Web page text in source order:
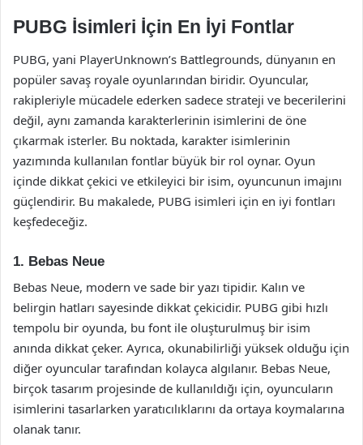
PUBG İsimleri İçin En İyi Fontlar
PUBG, yani PlayerUnknown’s Battlegrounds, dünyanın en
popüler savaş royale oyunlarından biridir. Oyuncular,
rakipleriyle mücadele ederken sadece strateji ve becerilerini
değil, aynı zamanda karakterlerinin isimlerini de öne
çıkarmak isterler. Bu noktada, karakter isimlerinin
yazımında kullanılan fontlar büyük bir rol oynar. Oyun
içinde dikkat çekici ve etkileyici bir isim, oyuncunun imajını
güçlendirir. Bu makalede, PUBG isimleri için en iyi fontları
keşfedeceğiz.
1. Bebas Neue
Bebas Neue, modern ve sade bir yazı tipidir. Kalın ve
belirgin hatları sayesinde dikkat çekicidir. PUBG gibi hızlı
tempolu bir oyunda, bu font ile oluşturulmuş bir isim
anında dikkat çeker. Ayrıca, okunabilirliği yüksek olduğu için
diğer oyuncular tarafından kolayca algılanır. Bebas Neue,
birçok tasarım projesinde de kullanıldığı için, oyuncuların
isimlerini tasarlarken yaratıcılıklarını da ortaya koymalarına
olanak tanır.